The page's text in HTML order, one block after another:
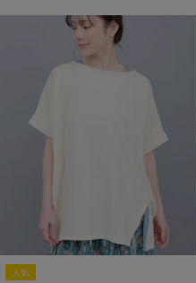
人気